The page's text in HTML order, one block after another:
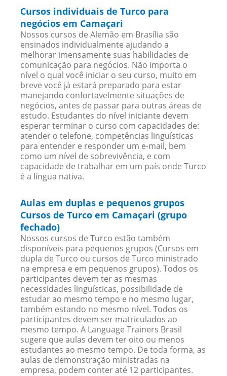
Cursos individuais de Turco para
negócios em Camaçari
Nossos cursos de Alemão em Brasília são
ensinados individualmente ajudando a
melhorar imensamente suas habilidades de
comunicação para negócios. Não importa o
nível o qual você iniciar o seu curso, muito em
breve você já estará preparado para estar
manejando confortavelmente situações de
negócios, antes de passar para outras áreas de
estudo. Estudantes do nível iniciante devem
esperar terminar o curso com capacidades de:
atender o telefone, competências linguísticas
para entender e responder um e-mail, bem
como um nível de sobrevivência, e com
capacidade de trabalhar em um país onde Turco
é a língua nativa.
Aulas em duplas e pequenos grupos
Cursos de Turco em Camaçari (grupo
fechado)
Nossos cursos de Turco estão também
disponíveis para pequenos grupos (Cursos em
dupla de Turco ou cursos de Turco ministrado
na empresa e em pequenos grupos). Todos os
participantes devem ter as mesmas
necessidades linguísticas, possibilidade de
estudar ao mesmo tempo e no mesmo lugar,
também estando no mesmo nível. Todos os
participantes devem ser matriculados ao
mesmo tempo. A Language Trainers Brasil
sugere que aulas devem ter oito ou menos
estudantes ao mesmo tempo. De toda forma, as
aulas de demonstração ministradas na
empresa, podem conter até 12 participantes.